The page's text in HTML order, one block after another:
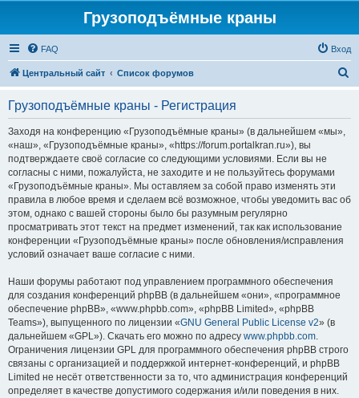
Грузоподъёмные краны
FAQ Вход
Центральный сайт Список форумов
Грузоподъёмные краны - Регистрация
Заходя на конференцию «Грузоподъёмные краны» (в дальнейшем «мы»,
«наш», «Грузоподъёмные краны», «https://forum.portalkran.ru»), вы
подтверждаете своё согласие со следующими условиями. Если вы не
согласны с ними, пожалуйста, не заходите и не пользуйтесь форумами
«Грузоподъёмные краны». Мы оставляем за собой право изменять эти
правила в любое время и сделаем всё возможное, чтобы уведомить вас об
этом, однако с вашей стороны было бы разумным регулярно
просматривать этот текст на предмет изменений, так как использование
конференции «Грузоподъёмные краны» после обновления/исправления
условий означает ваше согласие с ними.
Наши форумы работают под управлением программного обеспечения
для создания конференций phpBB (в дальнейшем «они», «программное
обеспечение phpBB», «www.phpbb.com», «phpBB Limited», «phpBB
Teams»), выпущенного по лицензии «GNU General Public License v2» (в
дальнейшем «GPL»). Скачать его можно по адресу www.phpbb.com.
Ограничения лицензии GPL для программного обеспечения phpBB строго
связаны с организацией и поддержкой интернет-конференций, и phpBB
Limited не несёт ответственности за то, что администрация конференций
определяет в качестве допустимого содержания и/или поведения в них.